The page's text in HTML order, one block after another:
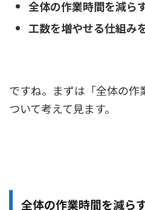
全体の作業時間を減ら
工数を増やせる仕組み
ですね。 まずは「全体の作
ついて考えて見ます。
全体の作業時間を減ら